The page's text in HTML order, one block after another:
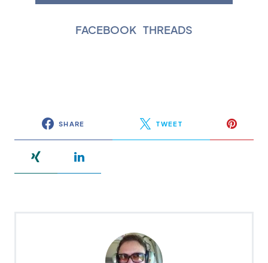
FACEBOOK THREADS
SHARE TWEET